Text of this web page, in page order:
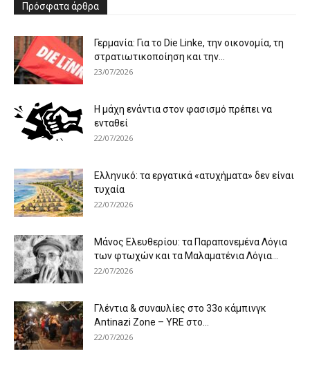
Πρόσφατα άρθρα
Γερμανία: Για το Die Linke, την οικονομία, τη
στρατιωτικοποίηση και την...
23/07/2026
Η μάχη ενάντια στον φασισμό πρέπει να
ενταθεί
22/07/2026
Ελληνικό: τα εργατικά «ατυχήματα» δεν είναι
τυχαία
22/07/2026
Μάνος Ελευθερίου: τα Παραπονεμένα Λόγια
των φτωχών και τα Μαλαματένια Λόγια...
22/07/2026
Γλέντια & συναυλίες στο 33ο κάμπινγκ
Antinazi Zone – YRE στο...
22/07/2026